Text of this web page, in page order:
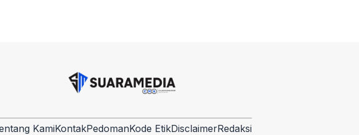
KamiKontakPedomanKode EtikDisclaimerRedaksi